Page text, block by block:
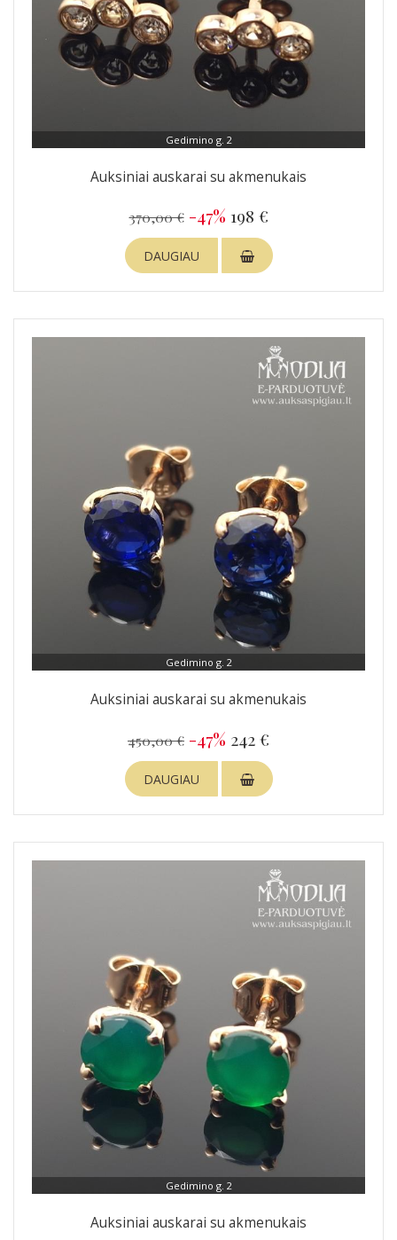
Gedimino g. 2
Auksiniai auskarai su akmenukais
370,00 € -47% 198 €
DAUGIAU
Gedimino g. 2
Auksiniai auskarai su akmenukais
450,00 € -47% 242 €
DAUGIAU
Gedimino g. 2
Auksiniai auskarai su akmenukais